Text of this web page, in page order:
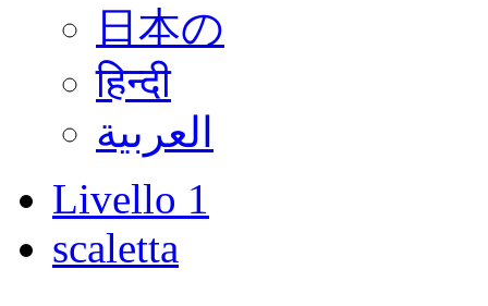
日本の
हिन्दी
العربية
Livello 1
scaletta